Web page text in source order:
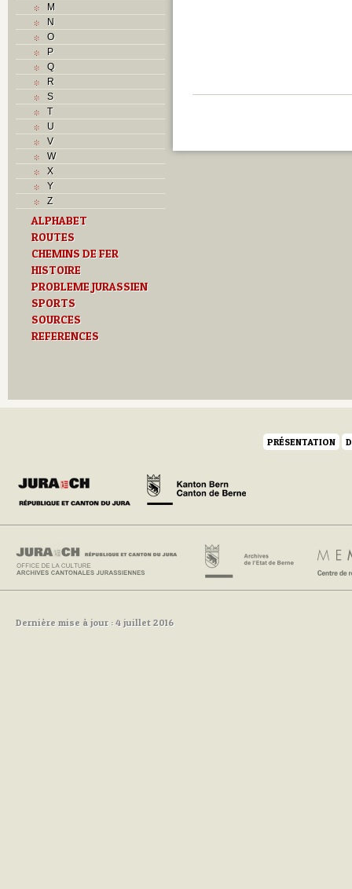
M
N
O
P
Q
R
S
T
U
V
W
X
Y
Z
ALPHABET
ROUTES
CHEMINS DE FER
HISTOIRE
PROBLEME JURASSIEN
SPORTS
SOURCES
REFERENCES
PRÉSENTATION
Dernière mise à jour : 4 juillet 2016